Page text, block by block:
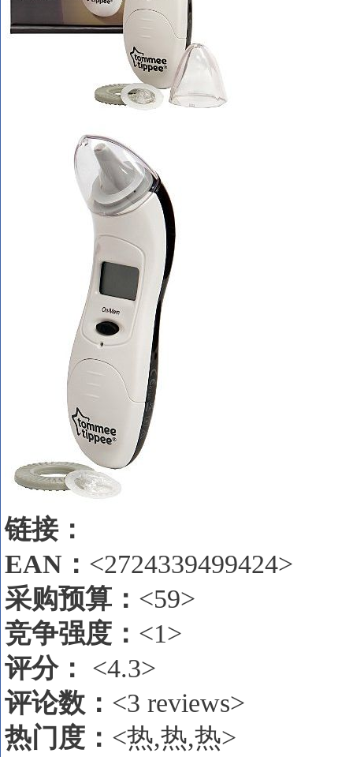
链接：
EAN ： <2724339499424>
采购预算： <59>
竞争强度： <1>
评分：
<4.3>
评论数 ： <3 reviews>
热门度： <热,热,热>